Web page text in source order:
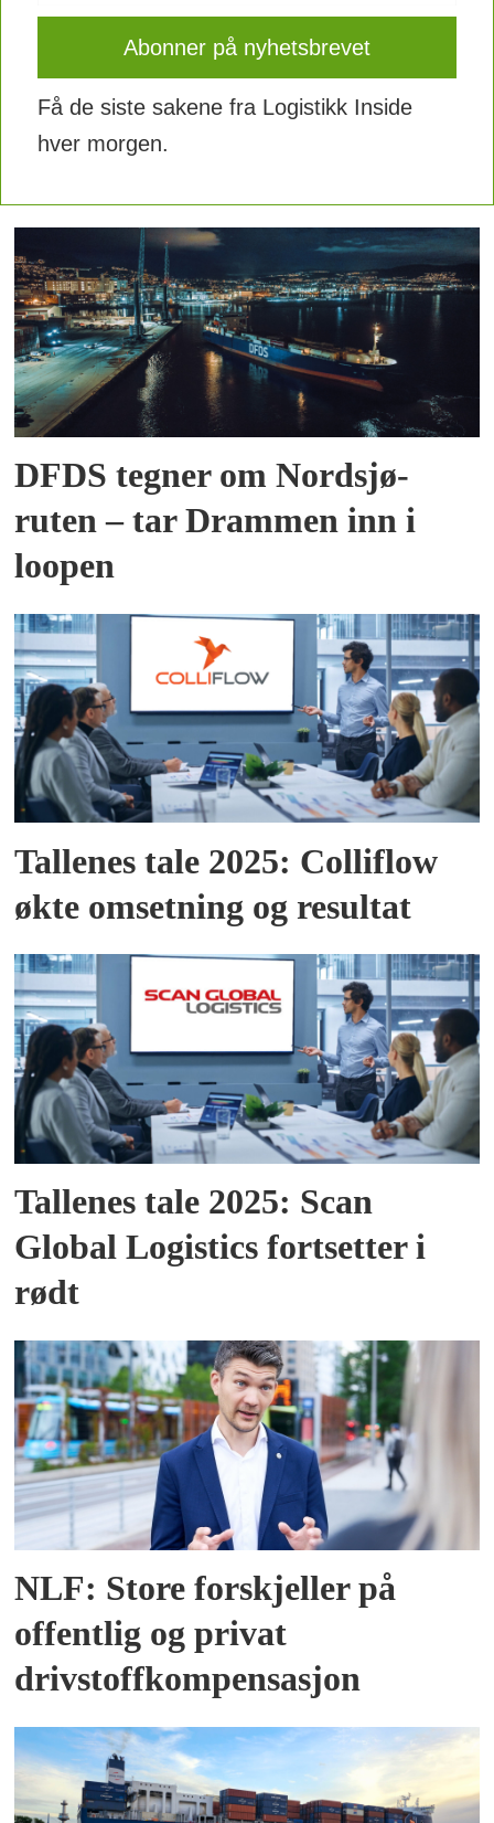
Få de siste sakene fra Logistikk Inside
hver morgen.
DFDS tegner om Nordsjø-
ruten – tar Drammen inn i
loopen
Tallenes tale 2025: Colliflow
økte omsetning og resultat
Tallenes tale 2025: Scan
Global Logistics fortsetter i
rødt
NLF: Store forskjeller på
offentlig og privat
drivstoffkompensasjon